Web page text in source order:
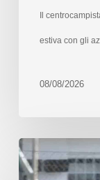
Il
estiva con gli
08/08/2026